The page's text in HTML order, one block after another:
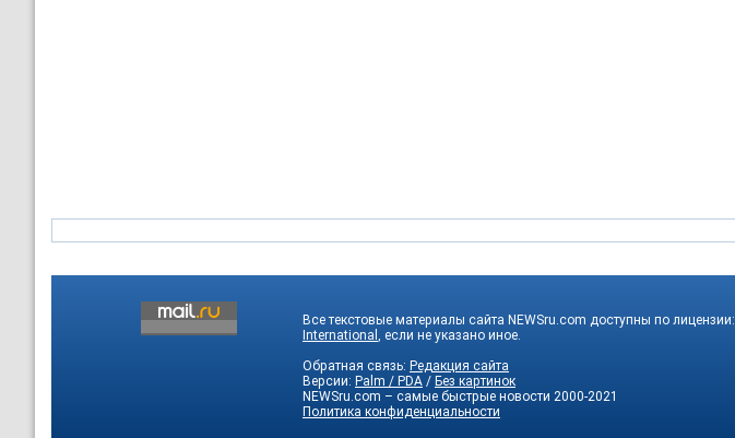
Все текстовые материалы сайта NEWSru.com доступны по лицензии:
International , если не указано иное.
Обратная связь: Редакция сайта
Версии: Palm / PDA / Без картинок
NEWSru.com – самые быстрые новости 2000-2021
Политика конфиденциальности